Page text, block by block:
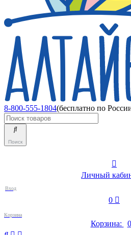
8-800-555-1804(бесплатно по
Поиск
Личный
Вход
0
Корзина
Корзина: 0